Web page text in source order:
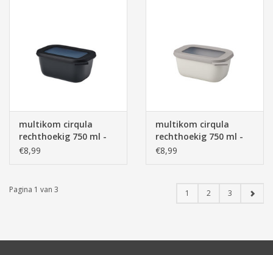
multikom cirqula
rechthoekig 750 ml -
nordic black
€8,99
multikom cirqula
rechthoekig 750 ml -
nordic white
€8,99
Pagina 1 van 3 1 2 3